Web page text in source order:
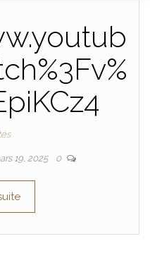
19, 2025 0